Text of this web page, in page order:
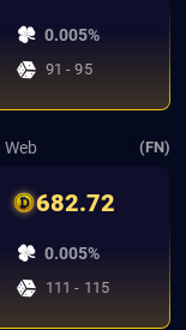
0.005%
91 - 95
Web (FN)
682.72
0.005%
111 - 115